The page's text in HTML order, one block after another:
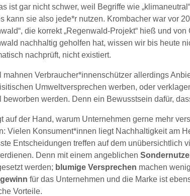
ist gar nicht schwer, weil Begriffe wie
kann sie also jede*r nutzen. Krombacher war vor
die korrekt „Regenwald-Projekt“ hieß und
nachhaltig geholfen hat, wissen wir bis heute
nachprüft, nicht existiert.
mahnen Verbraucher*innenschützer allerdings
Umweltversprechen werben, oder
beworben werden. Denn ein Bewusstsein dafür,
auf der Hand, warum Unternehmen gerne mehr
Vielen Konsument*innen liegt Nachhaltigkeit am
Entscheidungen treffen auf dem unübersichtlich
Denn mit einem angeblichen
werden; blumige Versprechen machen
für das Unternehmen und die Marke ist
Vorteile.